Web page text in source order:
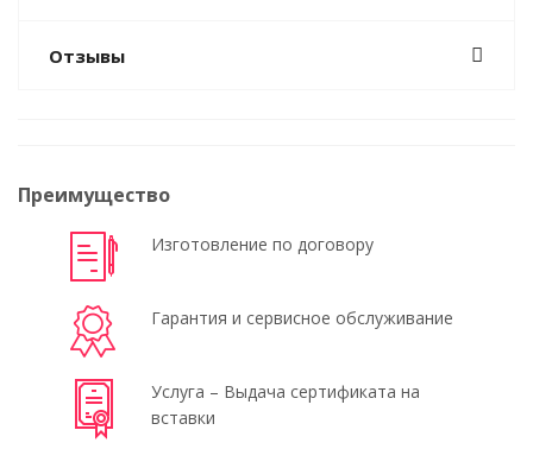
Отзывы
Преимущество
Изготовление по договору
Гарантия и сервисное обслуживание
Услуга – Выдача сертификата на
вставки